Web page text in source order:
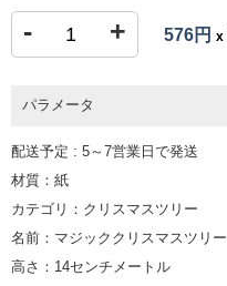
- + 576円 x
パラメータ
配送予定 : 5～7営業日で発送
材質：紙
カテゴリ：クリスマスツリー
名前：マジッククリスマスツリー
高さ：14センチメートル